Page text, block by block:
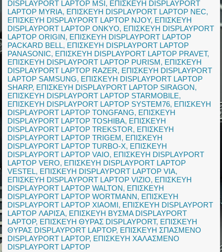
DISPLAYPORT LAPTOP MSI, ΕΠΙΣΚΕΥΗ DISPLAYPORT
LAPTOP MYRIA, ΕΠΙΣΚΕΥΗ DISPLAYPORT LAPTOP NEC,
ΕΠΙΣΚΕΥΗ DISPLAYPORT LAPTOP NJOY, ΕΠΙΣΚΕΥΗ
DISPLAYPORT LAPTOP ONKYO, ΕΠΙΣΚΕΥΗ DISPLAYPORT
LAPTOP ORIGIN, ΕΠΙΣΚΕΥΗ DISPLAYPORT LAPTOP
PACKARD BELL, ΕΠΙΣΚΕΥΗ DISPLAYPORT LAPTOP
PANASONIC, ΕΠΙΣΚΕΥΗ DISPLAYPORT LAPTOP PRAVET,
ΕΠΙΣΚΕΥΗ DISPLAYPORT LAPTOP PURISM, ΕΠΙΣΚΕΥΗ
DISPLAYPORT LAPTOP RAZER, ΕΠΙΣΚΕΥΗ DISPLAYPORT
LAPTOP SAMSUNG, ΕΠΙΣΚΕΥΗ DISPLAYPORT LAPTOP
SHARP, ΕΠΙΣΚΕΥΗ DISPLAYPORT LAPTOP SIRAGON,
ΕΠΙΣΚΕΥΗ DISPLAYPORT LAPTOP STARMOBILE,
ΕΠΙΣΚΕΥΗ DISPLAYPORT LAPTOP SYSTEM76, ΕΠΙΣΚΕΥΗ
DISPLAYPORT LAPTOP TONGFANG, ΕΠΙΣΚΕΥΗ
DISPLAYPORT LAPTOP TOSHIBA, ΕΠΙΣΚΕΥΗ
DISPLAYPORT LAPTOP TREKSTOR, ΕΠΙΣΚΕΥΗ
DISPLAYPORT LAPTOP TRIGEM, ΕΠΙΣΚΕΥΗ
DISPLAYPORT LAPTOP TURBO-X, ΕΠΙΣΚΕΥΗ
DISPLAYPORT LAPTOP VAIO, ΕΠΙΣΚΕΥΗ DISPLAYPORT
LAPTOP VERO, ΕΠΙΣΚΕΥΗ DISPLAYPORT LAPTOP
VESTEL, ΕΠΙΣΚΕΥΗ DISPLAYPORT LAPTOP VIA,
ΕΠΙΣΚΕΥΗ DISPLAYPORT LAPTOP VIZIO, ΕΠΙΣΚΕΥΗ
DISPLAYPORT LAPTOP WALTON, ΕΠΙΣΚΕΥΗ
DISPLAYPORT LAPTOP WORTMANN, ΕΠΙΣΚΕΥΗ
DISPLAYPORT LAPTOP XIAOMI, ΕΠΙΣΚΕΥΗ DISPLAYPORT
LAPTOP ΛΑΡΙΣΑ, ΕΠΙΣΚΕΥΗ ΒΥΣΜΑ DISPLAYPORT
LAPTOP, ΕΠΙΣΚΕΥΗ ΘΥΡΑΣ DISPLAYPORT, ΕΠΙΣΚΕΥΗ
ΘΥΡΑΣ DISPLAYPORT LAPTOP, ΕΠΙΣΚΕΥΗ ΣΠΑΣΜΕΝΟ
DISPLAYPORT LAPTOP, ΕΠΙΣΚΕΥΗ ΧΑΛΑΣΜΕΝΟ
DISPLAYPORT LAPTOP